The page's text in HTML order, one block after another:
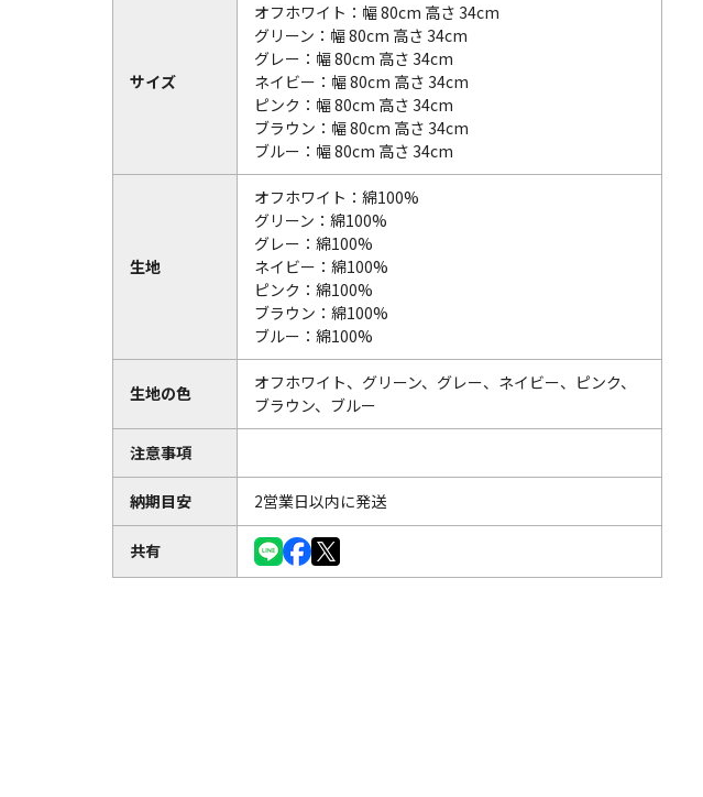
サイズ
オフホワイト：幅 80cm 高さ 34cm
グリーン：幅 80cm 高さ 34cm
グレー：幅 80cm 高さ 34cm
ネイビー：幅 80cm 高さ 34cm
ピンク：幅 80cm 高さ 34cm
ブラウン：幅 80cm 高さ 34cm
ブルー：幅 80cm 高さ 34cm
生地
オフホワイト：綿100%
グリーン：綿100%
グレー：綿100%
ネイビー：綿100%
ピンク：綿100%
ブラウン：綿100%
ブルー：綿100%
生地の色
オフホワイト、グリーン、グレー、ネイビー、ピンク、
ブラウン、ブルー
注意事項
納期目安 2営業日以内に発送
共有